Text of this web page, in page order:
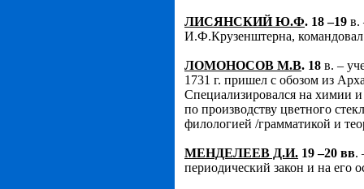
ЛИСЯНСКИЙ Ю.Ф. 18 –19 в.
И.Ф.Крузенштерна,
ЛОМОНОСОВ М.В. 18 в. –
1731 г. пришел с обозом из
Специализировался на химии
по производству цветного
филологией /грамматикой и
МЕНДЕЛЕЕВ Д.И. 19 –20 вв.
периодический закон и на его